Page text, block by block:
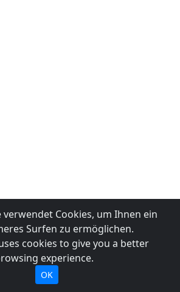
verwendet Cookies, um Ihnen ein
Surfen zu ermöglichen.
cookies to give you a better
experience.
OK